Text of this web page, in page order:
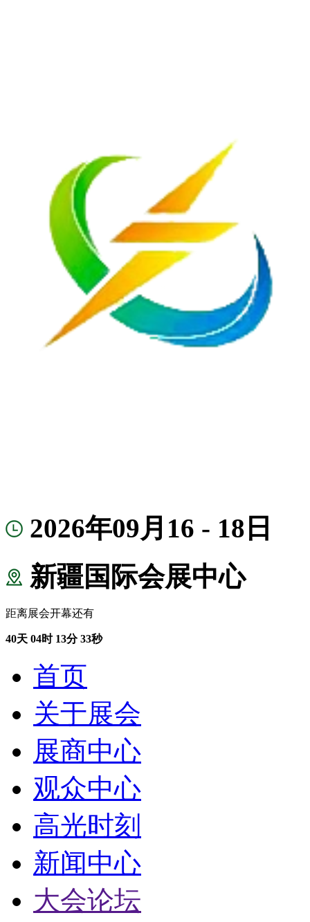
2026年09月16 - 18日
新疆国际会展中心
距离展会开幕还有
40天 04时 13分 32秒
首页
关于展会
展商中心
观众中心
高光时刻
新闻中心
大会论坛